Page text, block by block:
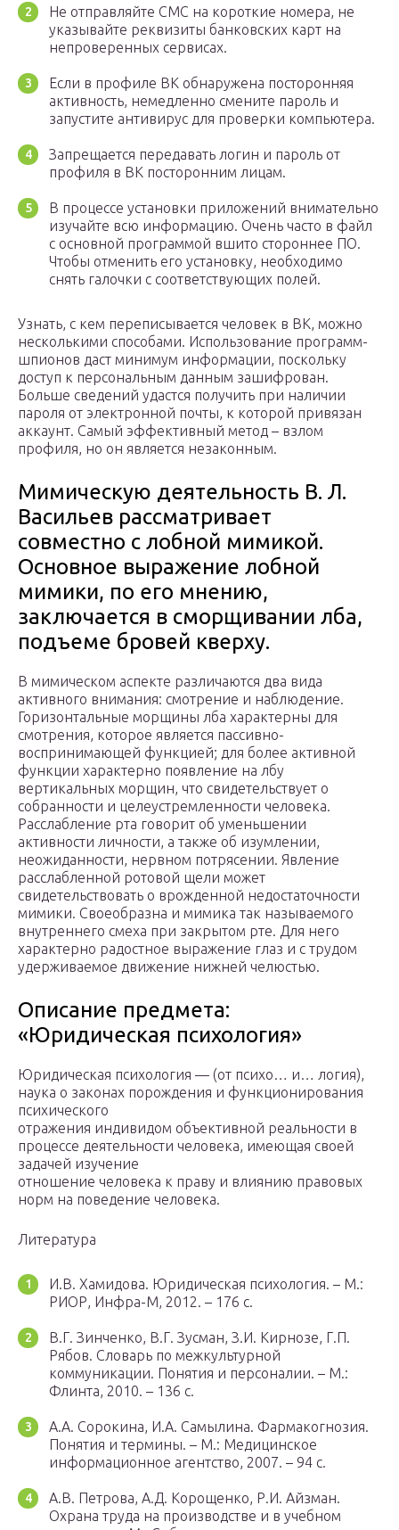
Не отправляйте СМС на короткие номера, не
указывайте реквизиты банковских карт на
непроверенных сервисах.
Если в профиле ВК обнаружена посторонняя
активность, немедленно смените пароль и
запустите антивирус для проверки компьютера.
Запрещается передавать логин и пароль от
профиля в ВК посторонним лицам.
В процессе установки приложений внимательно
изучайте всю информацию. Очень часто в файл
с основной программой вшито стороннее ПО.
Чтобы отменить его установку, необходимо
снять галочки с соответствующих полей.
Узнать, с кем переписывается человек в ВК, можно
несколькими способами. Использование программ-
шпионов даст минимум информации, поскольку
доступ к персональным данным зашифрован.
Больше сведений удастся получить при наличии
пароля от электронной почты, к которой привязан
аккаунт. Самый эффективный метод – взлом
профиля, но он является незаконным.
Мимическую деятельность В. Л.
Васильев рассматривает
совместно с лобной мимикой.
Основное выражение лобной
мимики, по его мнению,
заключается в сморщивании лба,
подъеме бровей кверху.
В мимическом аспекте различаются два вида
активного внимания: смотрение и наблюдение.
Горизонтальные морщины лба характерны для
смотрения, которое является пассивно-
воспринимающей функцией; для более активной
функции характерно появление на лбу
вертикальных морщин, что свидетельствует о
собранности и целеустремленности человека.
Расслабление рта говорит об уменьшении
активности личности, а также об изумлении,
неожиданности, нервном потрясении. Явление
расслабленной ротовой щели может
свидетельствовать о врожденной недостаточности
мимики. Своеобразна и мимика так называемого
внутреннего смеха при закрытом рте. Для него
характерно радостное выражение глаз и с трудом
удерживаемое движение нижней челюстью.
Описание предмета:
«Юридическая психология»
Юридическая психология — (от психо… и… логия),
наука о законах порождения и функционирования
психического
отражения индивидом объективной реальности в
процессе деятельности человека, имеющая своей
задачей изучение
отношение человека к праву и влиянию правовых
норм на поведение человека.
Литература
И.В. Хамидова. Юридическая психология. – М.:
РИОР, Инфра-М, 2012. – 176 с.
В.Г. Зинченко, В.Г. Зусман, З.И. Кирнозе, Г.П.
Рябов. Словарь по межкультурной
коммуникации. Понятия и персоналии. – М.:
Флинта, 2010. – 136 с.
А.А. Сорокина, И.А. Самылина. Фармакогнозия.
Понятия и термины. – М.: Медицинское
информационное агентство, 2007. – 94 с.
А.В. Петрова, А.Д. Корощенко, Р.И. Айзман.
Охрана труда на производстве и в учебном